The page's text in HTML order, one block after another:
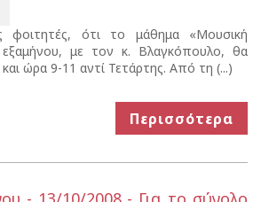
φοιτητές, ότι το μάθημα «Μουσική
με τον κ. Βλαγκόπουλο, θα
ώρα 9-11 αντί Τετάρτης. Από τη (...)
Περισσότερα